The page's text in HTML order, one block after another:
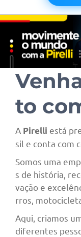
to
A Pirelli está
sil e conta com
Somos uma
s de história,
vação e
rros,
Aqui, criamos
diferentes